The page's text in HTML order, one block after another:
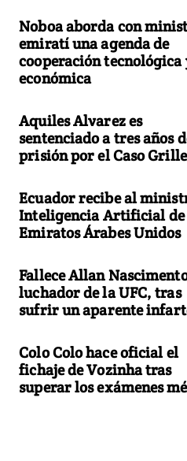
Noboa aborda con
emiratí una agenda de
cooperación tecnológica
económica
Aquiles Alvarez es
sentenciado a tres años
prisión por el Caso
Ecuador recibe al
Inteligencia Artificial de
Emiratos Árabes Unidos
Fallece Allan
luchador de la UFC, tras
sufrir un aparente
Colo Colo hace oficial el
fichaje de Vozinha tras
superar los exámenes